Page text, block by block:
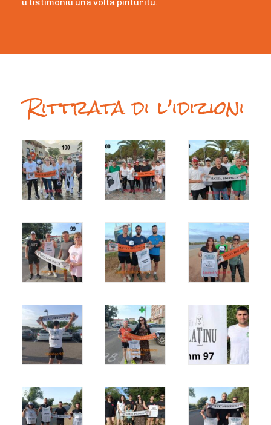
u tistimoniu una volta pinturitu.
Rittrata di l’idizioni